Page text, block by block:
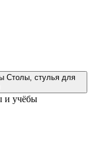
Столы, стулья для